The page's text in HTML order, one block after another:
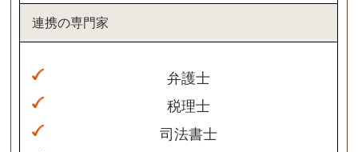
連携の専門家
弁護士
税理士
司法書士